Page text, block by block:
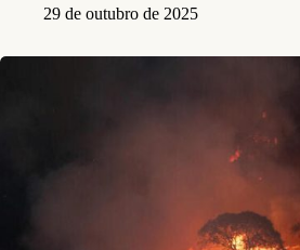
29 de outubro de 2025